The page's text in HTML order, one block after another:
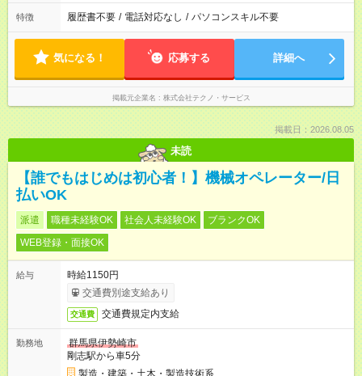
特徴 履歴書不要 / 電話対応なし / パソコンスキル不要
気になる！ 応募する 詳細へ
掲載元企業名 株式会社テクノ・サービス
掲載日：2026.08.05
未読
【誰でもはじめは初心者！】機械オペレーター/日
払いOK
派遣 職種未経験OK 社会人未経験OK
ブランクOK
WEB登録・面接OK
給与
時給1150円
交通費別途支給あり
交通費 交通費規定内支給
勤務地
群馬県伊勢崎市
剛志駅から車5分
製造・建築・土木・製造技術系